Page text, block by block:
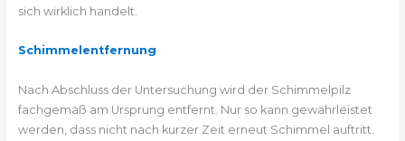
sich wirklich handelt.
Schimmelentfernung
Nach Abschluss der Untersuchung wird der Schimmelpilz
fachgemäß am Ursprung entfernt. Nur so kann gewährleistet
werden, dass nicht nach kurzer Zeit erneut Schimmel auftritt.